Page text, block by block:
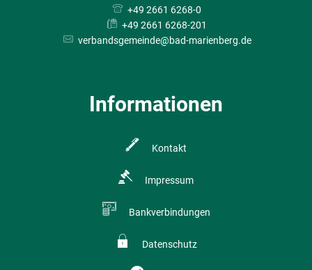
+49 2661 6268-0
+49 2661 6268-201
verbandsgemeinde@bad-marienberg.de
Informationen
Kontakt
Impressum
Bankverbindungen
Datenschutz